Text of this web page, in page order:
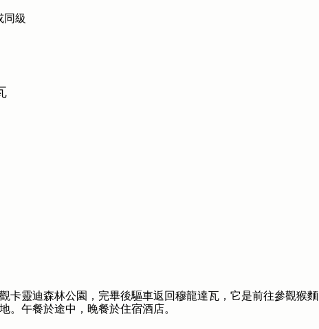
同級
卡靈迪森林公園，完畢後驅車返回穆龍達瓦，它是前往參觀猴麵
。午餐於途中，晚餐於住宿酒店。